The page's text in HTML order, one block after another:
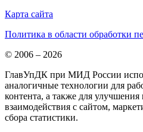
Карта сайта
Политика в области обработки
© 2006 – 2026
ГлавУпДК при МИД России
аналогичные технологии для
контента, а также для
взаимодействия с сайтом,
сбора статистики.